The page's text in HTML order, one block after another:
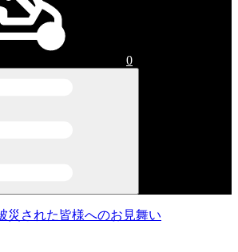
0
災された皆様へのお見舞い